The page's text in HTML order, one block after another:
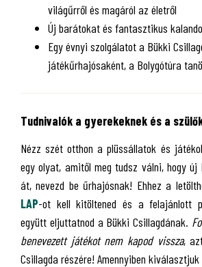
világűrről és magáról az életről
Új barátokat és fantasztikus
Egy évnyi szolgálatot a Bükki
játékűrhajósaként, a Bolygótúra
Tudnivalók a gyerekeknek és a
Nézz szét otthon a plüssállatok és
egy olyat, amitől meg tudsz válni, hogy új
át, nevezd be űrhajósnak! Ehhez a
LAP-ot kell kitöltened és a felajánlott
együtt eljuttatnod a Bükki Csillagdának.
benevezett játékot nem kapod vissza,
Csillagda részére! Amennyiben